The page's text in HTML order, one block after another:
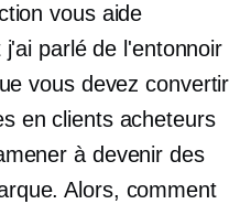
vous aide
parlé de l'entonnoir
vous devez convertir
en clients acheteurs
à devenir des
Alors, comment